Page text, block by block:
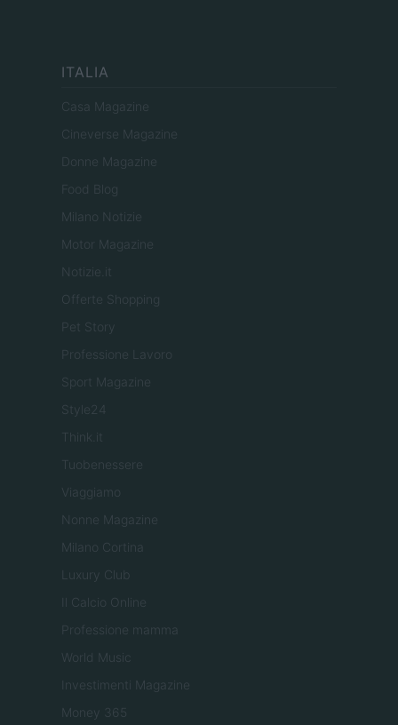
ITALIA
Casa Magazine
Cineverse Magazine
Donne Magazine
Food Blog
Milano Notizie
Motor Magazine
Notizie.it
Offerte Shopping
Pet Story
Professione Lavoro
Sport Magazine
Style24
Think.it
Tuobenessere
Viaggiamo
Nonne Magazine
Milano Cortina
Luxury Club
Il Calcio Online
Professione mamma
World Music
Investimenti Magazine
Money 365